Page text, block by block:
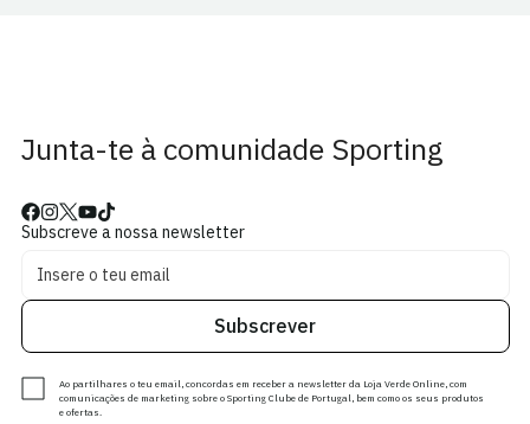
Junta-te à comunidade Sporting
Subscreve a nossa newsletter
Subscrever
Ao partilhares o teu email, concordas em receber a newsletter da Loja Verde Online, com
comunicações de marketing sobre o Sporting Clube de Portugal, bem como os seus produtos
e ofertas.